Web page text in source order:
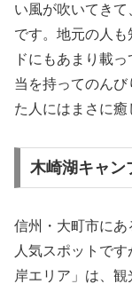
い風が吹いてき
です。地元の人
ドにもあまり載
当を持ってのん
た人にはまさに癒
木崎湖キャン
信州・大町市にあ
人気スポットで
岸エリア」は、観